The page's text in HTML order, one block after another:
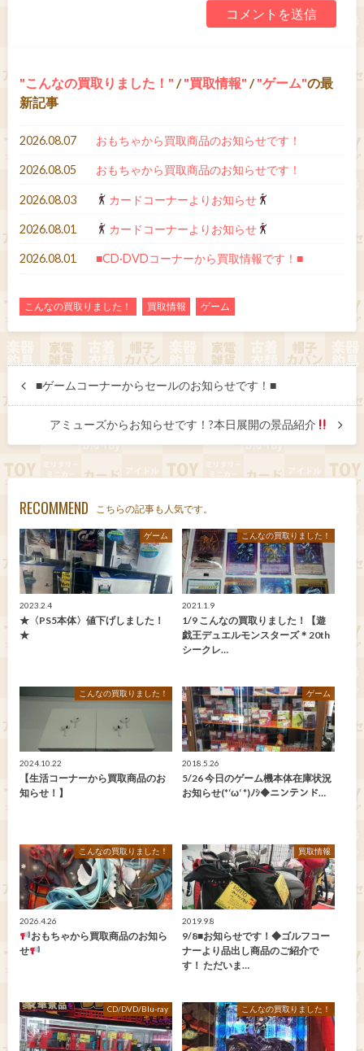
こんなの買取りました！ / 買取情報 / ゲーム の最
新記事
2026.08.07 おもちゃから買取商品のお知らせです！
2026.08.05 おもちゃから買取商品のお知らせです！
2026.08.03 カードコーナーよりお知らせ
2026.08.01 カードコーナーよりお知らせ
2026.08.01 ■CD·DVDコーナーから買取情報です！■
こんなの買取りました！ 買取情報 ゲーム
■ゲームコーナーからセールのお知らせです！■
アミューズからお知らせです！?本日展開の景品紹介
RECOMMEND こちらの記事も人気です。
ゲーム
2023.2.4
★〈PS5本体〉値下げしました！
★
こんなの買取りました！
2021.1.9
1/9 こんなの買取りました！【遊
戯王デュエルモンスターズ＊20th
シークレ…
こんなの買取りました！
2024.10.22
【生活コーナーから買取商品のお
知らせ！】
ゲーム
2018.5.26
5/26 今日のゲーム機本体在庫状況
お知らせ(*‘ω‘ *)ﾉｼ◆ニンテンド…
こんなの買取りました！
2026.4.26
おもちゃから買取商品のお知ら
せ
買取情報
2019.9.8
9/8■お知らせです！◆ゴルフコー
ナーより品出し商品のご紹介で
す！ ただいま…
CD/DVD/Blu-ray こんなの買取りました！